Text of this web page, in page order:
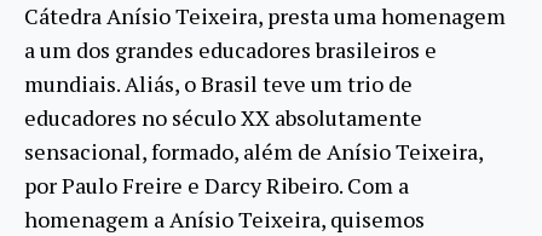
Cátedra Anísio Teixeira, presta uma homenagem
a um dos grandes educadores brasileiros e
mundiais. Aliás, o Brasil teve um trio de
educadores no século XX absolutamente
sensacional, formado, além de Anísio Teixeira,
por Paulo Freire e Darcy Ribeiro. Com a
homenagem a Anísio Teixeira, quisemos